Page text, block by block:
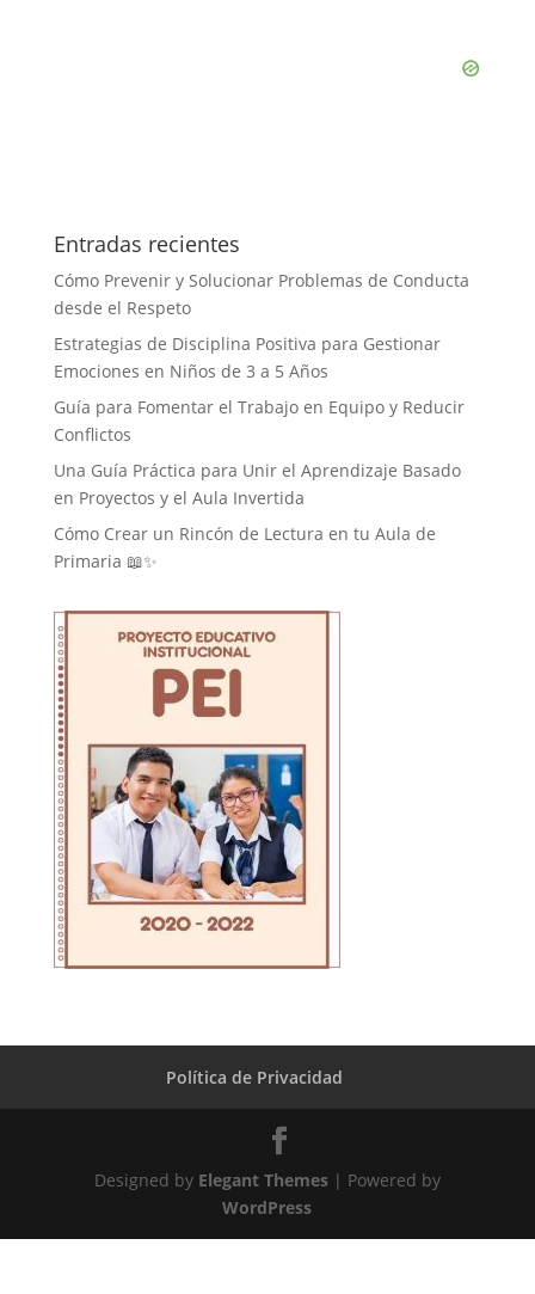
Entradas recientes
Cómo Prevenir y Solucionar Problemas de Conducta
desde el Respeto
Estrategias de Disciplina Positiva para Gestionar
Emociones en Niños de 3 a 5 Años
Guía para Fomentar el Trabajo en Equipo y Reducir
Conflictos
Una Guía Práctica para Unir el Aprendizaje Basado
en Proyectos y el Aula Invertida
Cómo Crear un Rincón de Lectura en tu Aula de
Primaria 📖✨
Política de Privacidad
Designed by Elegant Themes| Powered by
WordPress